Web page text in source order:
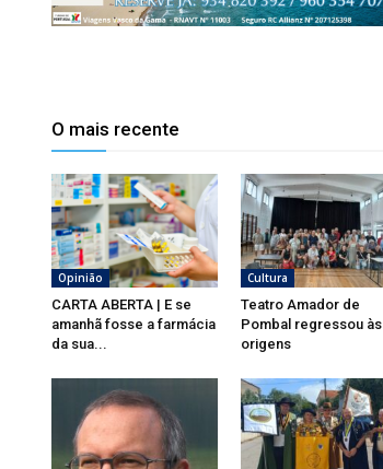
O mais recente
Opinião
CARTA ABERTA | E se
amanhã fosse a farmácia
da sua...
Cultura
Teatro Amador de
Pombal regressou às
origens